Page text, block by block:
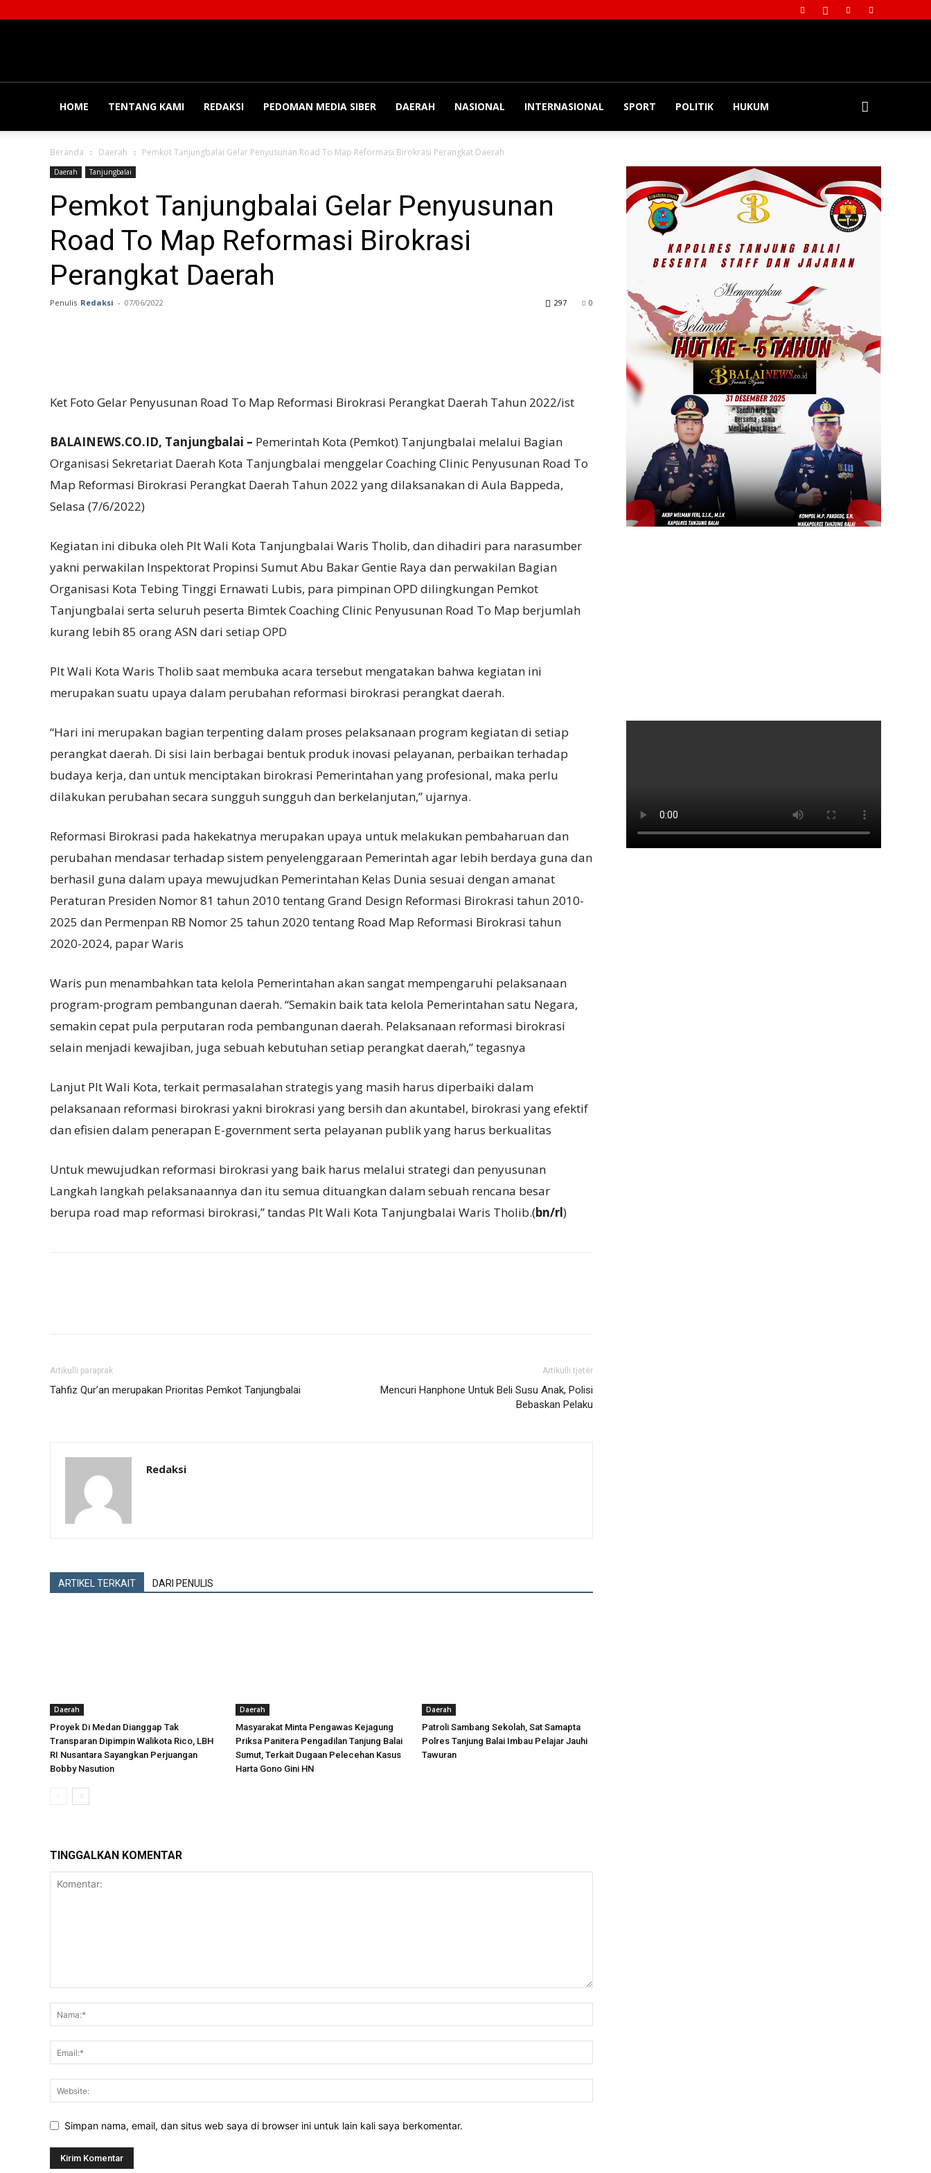
HOME TENTANG KAMI REDAKSI PEDOMAN MEDIA SIBER DAERAH NASIONAL INTERNASIONAL SPORT POLITIK HUKUM
Beranda Daerah Pemkot Tanjungbalai Gelar Penyusunan Road To Map Reformasi Birokrasi Perangkat Daerah
Daerah Tanjungbalai
Pemkot Tanjungbalai Gelar Penyusunan
Road To Map Reformasi Birokrasi
Perangkat Daerah
Penulis Redaksi - 07/06/2022 0
297
Ket Foto Gelar Penyusunan Road To Map Reformasi Birokrasi Perangkat Daerah Tahun 2022/ist
BALAINEWS.CO.ID, Tanjungbalai – Pemerintah Kota (Pemkot) Tanjungbalai melalui Bagian
Organisasi Sekretariat Daerah Kota Tanjungbalai menggelar Coaching Clinic Penyusunan Road To
Map Reformasi Birokrasi Perangkat Daerah Tahun 2022 yang dilaksanakan di Aula Bappeda,
Selasa (7/6/2022)
Kegiatan ini dibuka oleh Plt Wali Kota Tanjungbalai Waris Tholib, dan dihadiri para narasumber
yakni perwakilan Inspektorat Propinsi Sumut Abu Bakar Gentie Raya dan perwakilan Bagian
Organisasi Kota Tebing Tinggi Ernawati Lubis, para pimpinan OPD dilingkungan Pemkot
Tanjungbalai serta seluruh peserta Bimtek Coaching Clinic Penyusunan Road To Map berjumlah
kurang lebih 85 orang ASN dari setiap OPD
Plt Wali Kota Waris Tholib saat membuka acara tersebut mengatakan bahwa kegiatan ini
merupakan suatu upaya dalam perubahan reformasi birokrasi perangkat daerah.
“Hari ini merupakan bagian terpenting dalam proses pelaksanaan program kegiatan di setiap
perangkat daerah. Di sisi lain berbagai bentuk produk inovasi pelayanan, perbaikan terhadap
budaya kerja, dan untuk menciptakan birokrasi Pemerintahan yang profesional, maka perlu
dilakukan perubahan secara sungguh sungguh dan berkelanjutan,” ujarnya.
Reformasi Birokrasi pada hakekatnya merupakan upaya untuk melakukan pembaharuan dan
perubahan mendasar terhadap sistem penyelenggaraan Pemerintah agar lebih berdaya guna dan
berhasil guna dalam upaya mewujudkan Pemerintahan Kelas Dunia sesuai dengan amanat
Peraturan Presiden Nomor 81 tahun 2010 tentang Grand Design Reformasi Birokrasi tahun 2010-
2025 dan Permenpan RB Nomor 25 tahun 2020 tentang Road Map Reformasi Birokrasi tahun
2020-2024, papar Waris
Waris pun menambahkan tata kelola Pemerintahan akan sangat mempengaruhi pelaksanaan
program-program pembangunan daerah. “Semakin baik tata kelola Pemerintahan satu Negara,
semakin cepat pula perputaran roda pembangunan daerah. Pelaksanaan reformasi birokrasi
selain menjadi kewajiban, juga sebuah kebutuhan setiap perangkat daerah,” tegasnya
Lanjut Plt Wali Kota, terkait permasalahan strategis yang masih harus diperbaiki dalam
pelaksanaan reformasi birokrasi yakni birokrasi yang bersih dan akuntabel, birokrasi yang efektif
dan efisien dalam penerapan E-government serta pelayanan publik yang harus berkualitas
Untuk mewujudkan reformasi birokrasi yang baik harus melalui strategi dan penyusunan
Langkah langkah pelaksanaannya dan itu semua dituangkan dalam sebuah rencana besar
berupa road map reformasi birokrasi,” tandas Plt Wali Kota Tanjungbalai Waris Tholib.(bn/rl)
Artikulli paraprak
Tahfiz Qur’an merupakan Prioritas Pemkot Tanjungbalai
Artikulli tjetër
Mencuri Hanphone Untuk Beli Susu Anak, Polisi
Bebaskan Pelaku
Redaksi
ARTIKEL TERKAIT DARI PENULIS
Daerah
Proyek Di Medan Dianggap Tak
Transparan Dipimpin Walikota Rico, LBH
RI Nusantara Sayangkan Perjuangan
Bobby Nasution
Daerah
Masyarakat Minta Pengawas Kejagung
Priksa Panitera Pengadilan Tanjung Balai
Sumut, Terkait Dugaan Pelecehan Kasus
Harta Gono Gini HN
Daerah
Patroli Sambang Sekolah, Sat Samapta
Polres Tanjung Balai Imbau Pelajar Jauhi
Tawuran
TINGGALKAN KOMENTAR
Simpan nama, email, dan situs web saya di browser ini untuk lain kali saya berkomentar.